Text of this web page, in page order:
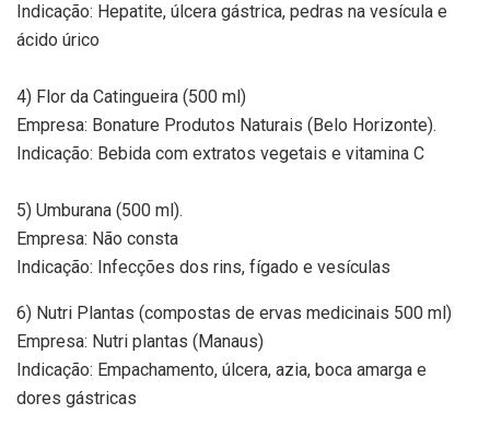
Indicação: Hepatite, úlcera gástrica, pedras na vesícula e
ácido úrico
4) Flor da Catingueira (500 ml)
Empresa: Bonature Produtos Naturais (Belo Horizonte).
Indicação: Bebida com extratos vegetais e vitamina C
5) Umburana (500 ml).
Empresa: Não consta
Indicação: Infecções dos rins, fígado e vesículas
6) Nutri Plantas (compostas de ervas medicinais 500 ml)
Empresa: Nutri plantas (Manaus)
Indicação: Empachamento, úlcera, azia, boca amarga e
dores gástricas